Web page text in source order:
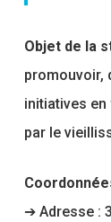
Objet de la
promouvoir,
initiatives
par le
➔ Adresse :